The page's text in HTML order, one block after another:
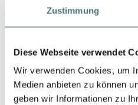
Zustimmung
Diese Webseite verwendet
Wir verwenden Cookies, um
Medien anbieten zu können
geben wir Informationen zu